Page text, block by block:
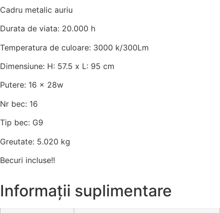
Cadru metalic auriu
Durata de viata: 20.000 h
Temperatura de culoare: 3000 k/300Lm
Dimensiune: H: 57.5 x L: 95 cm
Putere: 16 x 28w
Nr bec: 16
Tip bec: G9
Greutate: 5.020 kg
Becuri incluse!!
Informații suplimentare